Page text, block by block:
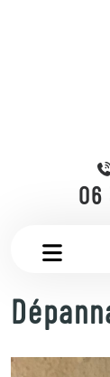
06